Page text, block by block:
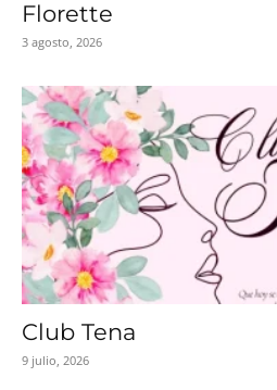
Florette
3 agosto, 2026
Club Tena
9 julio, 2026